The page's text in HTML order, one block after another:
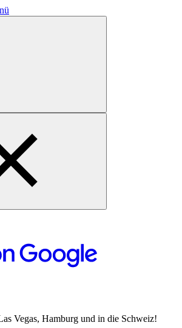
Vegas, Hamburg und in die Schweiz!